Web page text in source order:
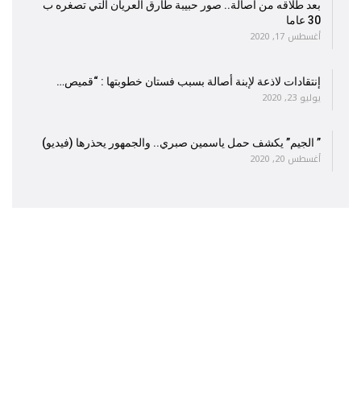
بعد طلاقه من أصالة.. صور حبيبة طارق العريان التي تصغره ب
30 عاما
أغسطس 17, 2020
إنتقادات لاذعة لإبنة أصالة بسبب فستان خطوبتها : “قميص…
يوليو 23, 2020
” الجيم” يكشف حمل ياسمين صبري.. والجمهور يحذرها (فيديو)
أغسطس 20, 2020